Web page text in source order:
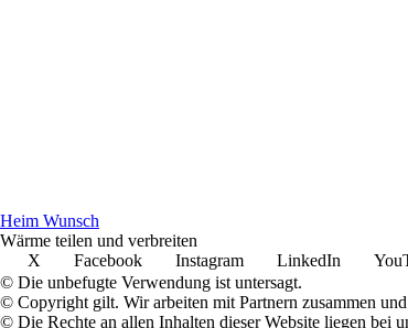
Heim Wunsch
Wärme teilen und verbreiten
X
Facebook Instagram LinkedIn
© Die unbefugte Verwendung ist untersagt.
© Copyright gilt. Wir arbeiten mit Partnern zusammen
© Die Rechte an allen Inhalten dieser Website liegen bei